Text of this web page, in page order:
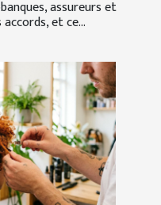
assureurs et
et ce...